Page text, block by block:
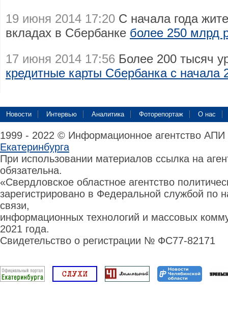
19 июня 2014 17:20 С начала года
вкладах в Сбербанке более 250 млрд
17 июня 2014 17:56 Более 200 тысяч
кредитные карты Сбербанка с начала
Новости Интервью Аналитика Фоторепортаж О нас
1999 - 2022 © Информационное агентство
Екатеринбурга
При использовании материалов ссылка на
обязательна.
«Свердловское областное агентство
зарегистрировано в Федеральной службой по
связи,
информационных технологий и массовых
2021 года.
Свидетельство о регистрации № ФС77-82171